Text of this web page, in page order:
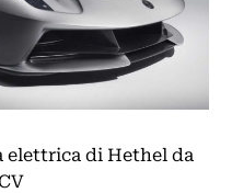
elettrica di Hethel da